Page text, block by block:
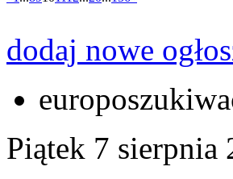
dodaj nowe
Piątek 7 sierpnia